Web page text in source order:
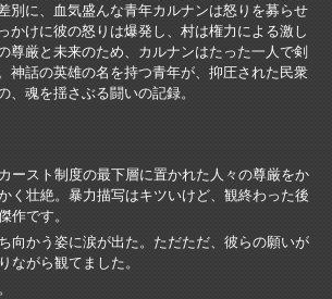
別に、血気盛んな青年カルナンは怒りを募らせ
かけに彼の怒りは爆発し、村は権力による激し
尊厳と未来のため、カルナンはたった一人で剣
神話の英雄の名を持つ青年が、抑圧された民衆
、魂を揺さぶる闘いの記録。
ースト制度の最下層に置かれた人々の尊厳をか
く壮絶。暴力描写はキツいけど、観終わった後
作です。
向かう姿に涙が出た。ただただ、彼らの願いが
ながら観てました。